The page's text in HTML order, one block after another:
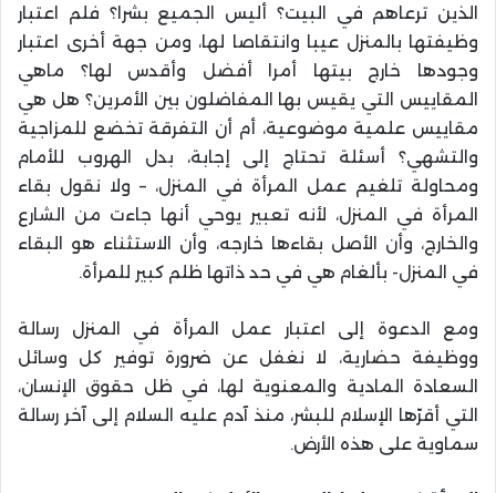
الذين ترعاهم في البيت؟ أليس الجميع بشرا؟ فلم اعتبار
وظيفتها بالمنزل عيبا وانتقاصا لها، ومن جهة أخرى اعتبار
وجودها خارج بيتها أمرا أفضل وأقدس لها؟ ماهي
المقاييس التي يقيس بها المفاضلون بين الأمرين؟ هل هي
مقاييس علمية موضوعية، أم أن التفرقة تخضع للمزاجية
والتشهي؟ أسئلة تحتاج إلى إجابة، بدل الهروب للأمام
ومحاولة تلغيم عمل المرأة في المنزل، – ولا نقول بقاء
المرأة في المنزل، لأنه تعبير يوحي أنها جاءت من الشارع
والخارج، وأن الأصل بقاءها خارجه، وأن الاستثناء هو البقاء
في المنزل- بألغام هي في حد ذاتها ظلم كبير للمرأة.
ومع الدعوة إلى اعتبار عمل المرأة في المنزل رسالة
ووظيفة حضارية، لا نغفل عن ضرورة توفير كل وسائل
السعادة المادية والمعنوية لها، في ظل حقوق الإنسان،
التي أقرّها الإسلام للبشر، منذ آدم عليه السلام إلى آخر رسالة
سماوية على هذه الأرض.